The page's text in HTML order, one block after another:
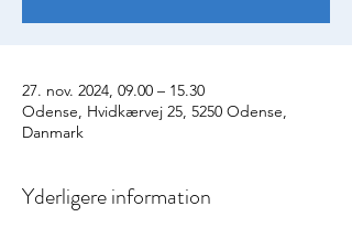
27. nov. 2024, 09.00 – 15.30
Odense, Hvidkærvej 25, 5250 Odense,
Danmark
Yderligere information